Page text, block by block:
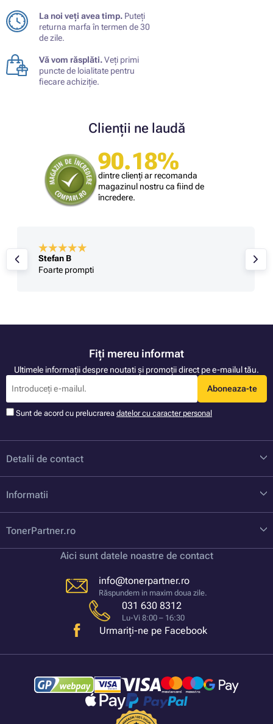
La noi veți avea timp. Puteți
returna marfa în termen de 30
de zile.
Vă vom răsplăti.Veți primi
puncte de loialitate pentru
fiecare achiziție.
Clienții ne laudă
90.18%
dintre clienți ar recomanda
magazinul nostru ca fiind de
încredere.
Stefan B
Foarte prompti
Fiți mereu informat
Ultimele informații despre noutati și promoții direct pe e-mailul tău.
Aboneaza-te
Sunt de acord cu prelucrarea datelor cu caracter personal
Detalii de contact
Informatii
TonerPartner.ro
Aici sunt datele noastre de contact
info@tonerpartner.ro
Răspundem in maxim doua zile.
031 630 8312
Lu-Vi 8:00 – 16:30
Urmariți-ne pe Facebook